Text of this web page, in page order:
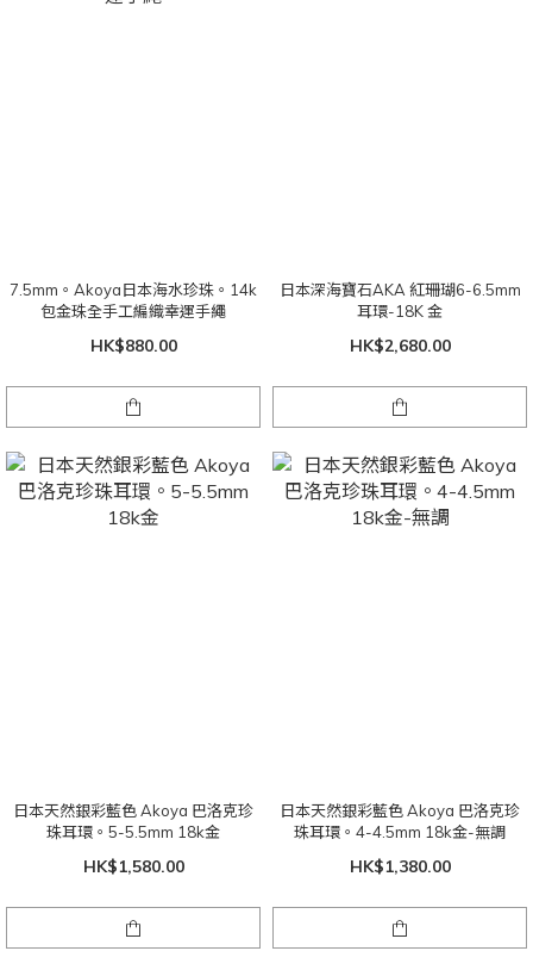
7.5mm。Akoya日本海水珍珠。14k
包金珠全手工編織幸運手繩
HK$880.00
日本深海寶石AKA 紅珊瑚6-6.5mm
耳環-18K 金
HK$2,680.00
日本天然銀彩藍色 Akoya 巴洛克珍
珠耳環。5-5.5mm 18k金
HK$1,580.00
日本天然銀彩藍色 Akoya 巴洛克珍
珠耳環。4-4.5mm 18k金-無調
HK$1,380.00